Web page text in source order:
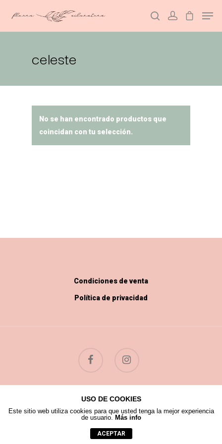
Hit enter to search or ESC to close
celeste
No se han encontrado productos que
coincidan con tu selección.
Condiciones de venta
Política de privacidad
© 2026 Flores Silvestres.
USO DE COOKIES
Este sitio web utiliza cookies para que usted tenga la mejor experiencia
de usuario. Más info
ACEPTAR